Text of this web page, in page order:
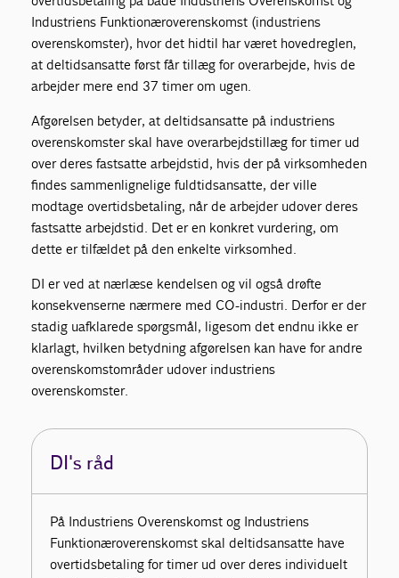
Industriens Funktionæroverenskomst (industriens
overenskomster), hvor det hidtil har været hovedreglen,
at deltidsansatte først får tillæg for overarbejde, hvis de
arbejder mere end 37 timer om ugen.
Afgørelsen betyder, at deltidsansatte på industriens
overenskomster skal have overarbejdstillæg for timer ud
over deres fastsatte arbejdstid, hvis der på virksomheden
findes sammenlignelige fuldtidsansatte, der ville
modtage overtidsbetaling, når de arbejder udover deres
fastsatte arbejdstid. Det er en konkret vurdering, om
dette er tilfældet på den enkelte virksomhed.
DI er ved at nærlæse kendelsen og vil også drøfte
konsekvenserne nærmere med CO-industri. Derfor er der
stadig uafklarede spørgsmål, ligesom det endnu ikke er
klarlagt, hvilken betydning afgørelsen kan have for andre
overenskomstområder udover industriens
overenskomster.
DI's råd
På Industriens Overenskomst og Industriens
Funktionæroverenskomst skal deltidsansatte have
overtidsbetaling for timer ud over deres individuelt